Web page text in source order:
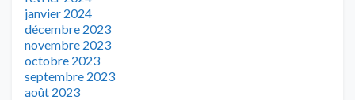
janvier 2024
décembre 2023
novembre 2023
octobre 2023
septembre 2023
août 2023